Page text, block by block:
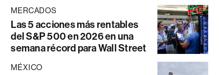
MERCADOS
Las 5 acciones más rentables
del S&P 500 en 2026 en una
semana récord para Wall Street
MÉXICO